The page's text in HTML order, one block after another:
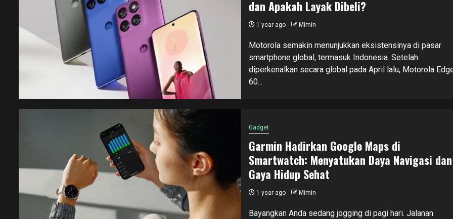
dan Apakah Layak Dibeli?
1 year ago Mimin
Motorola semakin menunjukkan eksistensinya di pasar
smartphone global, termasuk Indonesia. Setelah
diperkenalkan secara global pada April lalu, Motorola
60...
Gadget
Garmin Hadirkan Google Maps di
Smartwatch: Menyatukan Daya Navigasi dan
Gaya Hidup Sehat
1 year ago Mimin
Bayangkan Anda sedang jogging di pagi hari. Jalanan